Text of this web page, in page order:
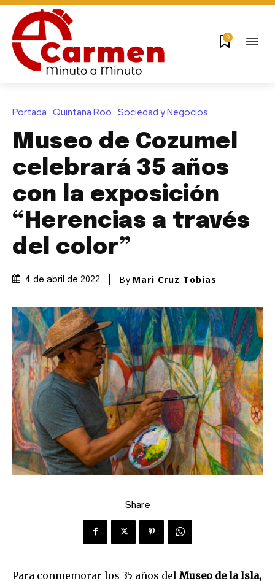
0
Portada Quintana Roo Sociedad y Negocios
Museo de Cozumel
celebrará 35 años
con la exposición
“Herencias a través
del color”
4 de abril de 2022 By Mari Cruz Tobias
Share
Para conmemorar los 35 años del Museo de la Isla,